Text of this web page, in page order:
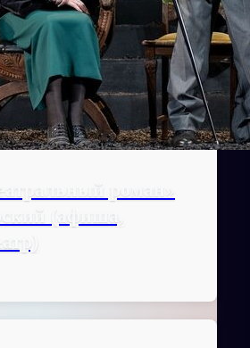
роман»
(афиша,